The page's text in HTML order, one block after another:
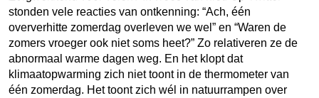
stonden vele reacties van ontkenning: “Ach, één
oververhitte zomerdag overleven we wel” en “Waren de
zomers vroeger ook niet soms heet?” Zo relativeren ze de
abnormaal warme dagen weg. En het klopt dat
klimaatopwarming zich niet toont in de thermometer van
één zomerdag. Het toont zich wél in natuurrampen over